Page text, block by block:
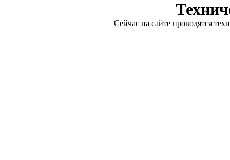
Сейчас на сайте проводятся